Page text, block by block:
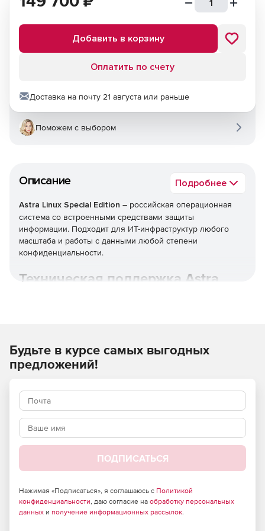
Описание Подробнее
Astra Linux Special Edition – российская операционная
система со встроенными средствами защиты
информации. Подходит для ИТ-инфраструктур любого
масштаба и работы с данными любой степени
конфиденциальности.
Техническая поддержка Astra
Astra Linux Special Edition основана на новой пакетной
базе Debian 10, имеет полную поддержку контейнерной
изоляции и защиты контейнеров и использует
расширенный репозиторий с более 20 000 пакетами для
Добавить в корзину
Оплатить по счету
Доставка на почту 21 августа или раньше
Поможем с выбором
Будьте в курсе самых выгодных
предложений!
ПОДПИСАТЬСЯ
Нажимая «Подписаться», я соглашаюсь с Политикой
конфиденциальности, даю согласие на обработку персональных
данных и получение информационных рассылок.